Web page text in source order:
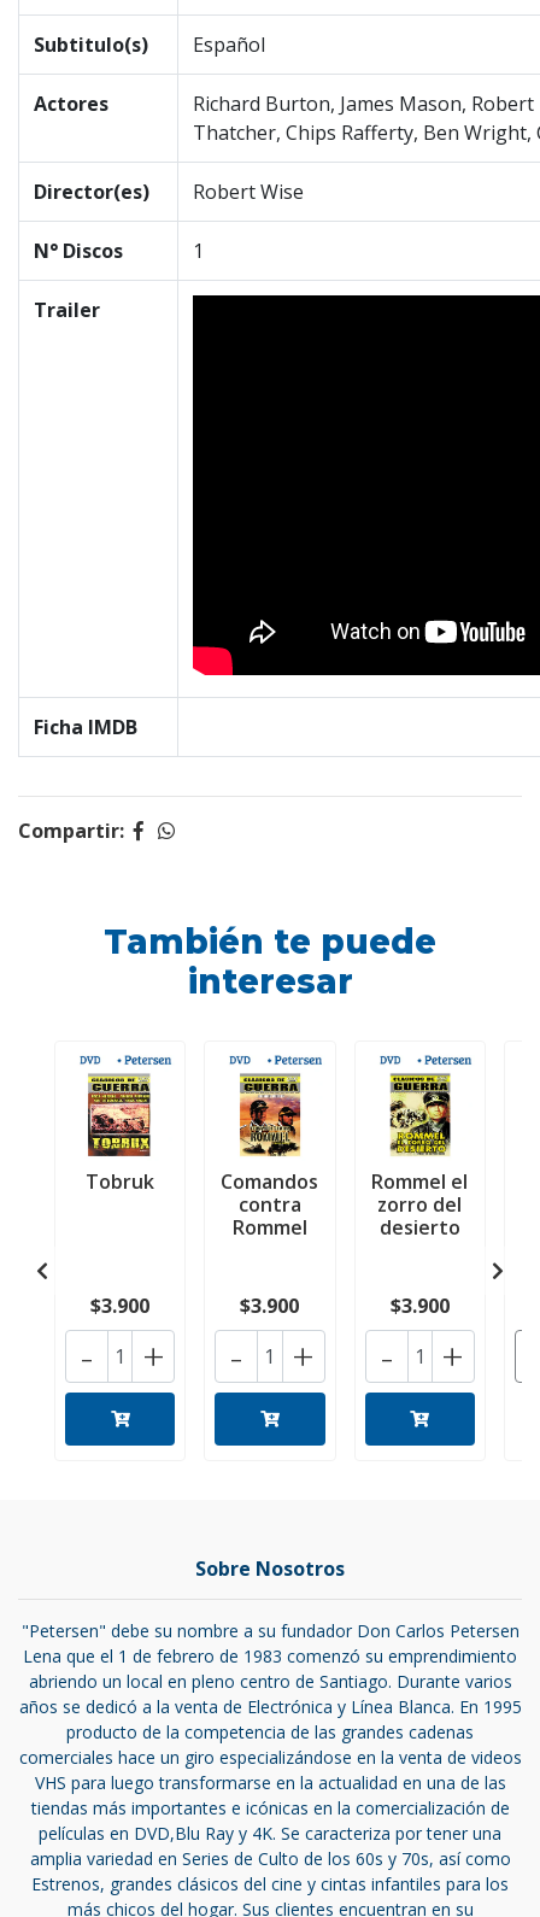
Subtitulo(s) Español
Actores
Richard Burton, James Mason,
Thatcher, Chips Rafferty, Ben Wright,
Director(es) Robert Wise
N° Discos 1
Trailer
Ficha IMDB
Compartir:
También te puede
interesar
Tobruk
$3.900
+
-
Comandos
contra
Rommel
$3.900
+
-
Rommel el
zorro del
desierto
$3.900
+
-
Sobre Nosotros
"Petersen" debe su nombre a su fundador Don Carlos Petersen
Lena que el 1 de febrero de 1983 comenzó su emprendimiento
abriendo un local en pleno centro de Santiago. Durante varios
años se dedicó a la venta de Electrónica y Línea Blanca. En 1995
producto de la competencia de las grandes cadenas
comerciales hace un giro especializándose en la venta de videos
VHS para luego transformarse en la actualidad en una de las
tiendas más importantes e icónicas en la comercialización de
películas en DVD,Blu Ray y 4K. Se caracteriza por tener una
amplia variedad en Series de Culto de los 60s y 70s, así como
Estrenos, grandes clásicos del cine y cintas infantiles para los
más chicos del hogar. Sus clientes encuentran en su